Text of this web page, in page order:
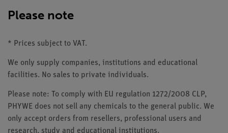
Please note
* Prices subject to VAT.
We only supply companies, institutions and educational
facilities. No sales to private individuals.
Please note: To comply with EU regulation 1272/2008 CLP,
PHYWE does not sell any chemicals to the general public. We
only accept orders from resellers, professional users and
research, study and educational institutions.